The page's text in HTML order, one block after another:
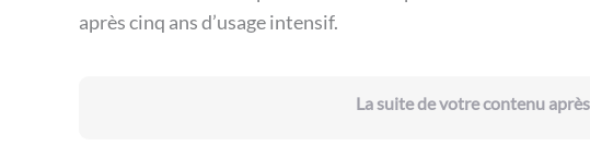
après cinq ans d’usage intensif.
La suite de votre contenu